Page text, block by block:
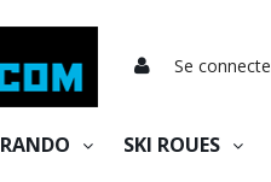
Se
RANDO SKI ROUES